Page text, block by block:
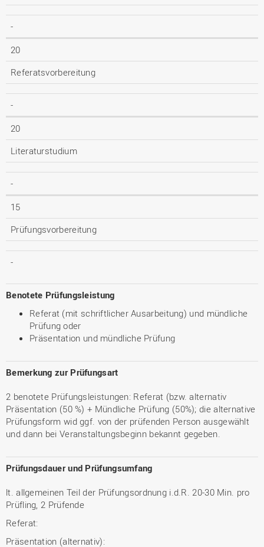
-
20
Referatsvorbereitung
-
20
Literaturstudium
-
15
Prüfungsvorbereitung
-
Benotete Prüfungsleistung
Referat (mit schriftlicher Ausarbeitung) und mündliche
Prüfung oder
Präsentation und mündliche Prüfung
Bemerkung zur Prüfungsart
2 benotete Prüfungsleistungen: Referat (bzw. alternativ
Präsentation (50 %) + Mündliche Prüfung (50%); die alternative
Prüfungsform wid ggf. von der prüfenden Person ausgewählt
und dann bei Veranstaltungsbeginn bekannt gegeben.
Prüfungsdauer und Prüfungsumfang
lt. allgemeinen Teil der Prüfungsordnung i.d.R. 20-30 Min. pro
Prüfling, 2 Prüfende
Referat:
Präsentation (alternativ):